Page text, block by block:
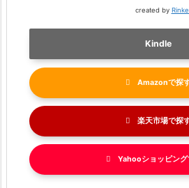
created by
Kindle
Amazon
楽天市場
Yahooショッピング